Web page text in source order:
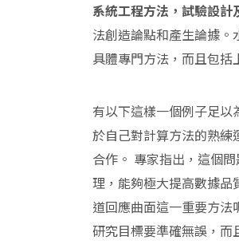
系統工程方法，試驗設
法創造論點和產生論據
具體專門方法，而且包括
有以下這樣一個例子足
於自己對計算方法的熟
合作。 專家指出，這個
理，能夠極大提高數據
道回應曲面這一重要方
研究目標要準確無誤，